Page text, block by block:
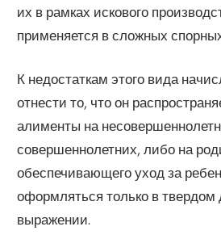
их в рамках искового
применяется в сложных
К недостаткам этого вида
отнести то, что он
алименты на
совершеннолетних, либо на
обеспечивающего уход за
оформляться только в твердом
выражении.